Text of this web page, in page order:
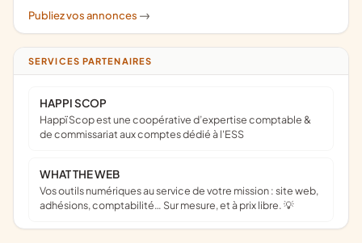
Publiez vos annonces ->
SERVICES PARTENAIRES
HAPPI SCOP
Happï Scop est une coopérative d’expertise comptable &
de commissariat aux comptes dédié à l'ESS
WHAT THE WEB
Vos outils numériques au service de votre mission : site web,
adhésions, comptabilité… Sur mesure, et à prix libre. 💡